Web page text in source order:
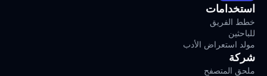
استخدامات
خطط الفريق
للباحثين
مولد استعراض الأدب
شركة
ملحق المتصفح